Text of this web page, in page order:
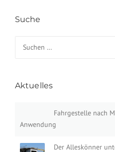
Suche
Aktuelles
Fahrgestelle nach
Anwendung
Der Alleskönner